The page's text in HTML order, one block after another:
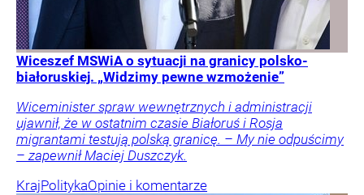
Wiceszef MSWiA o sytuacji na granicy polsko-
białoruskiej. „Widzimy pewne wzmożenie”
Wiceminister spraw wewnętrznych i administracji
ujawnił, że w ostatnim czasie Białoruś i Rosja
migrantami testują polską granicę. – My nie odpuścimy
– zapewnił Maciej Duszczyk.
KrajPolitykaOpinie i komentarze